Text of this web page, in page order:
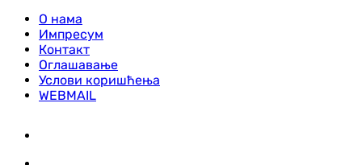
О нама
Импресум
Контакт
Оглашавање
Услови коришћења
WEBMAIL